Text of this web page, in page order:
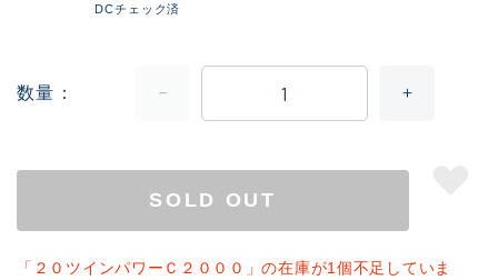
DCチェック済
数量
SOLD OUT
「２０ツインパワーＣ２０００」の在庫が1個不足していま